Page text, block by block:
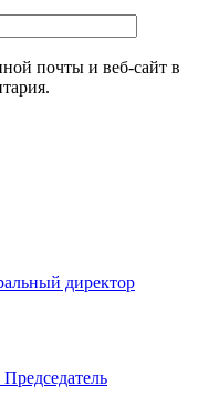
почты и веб-сайт в
директор